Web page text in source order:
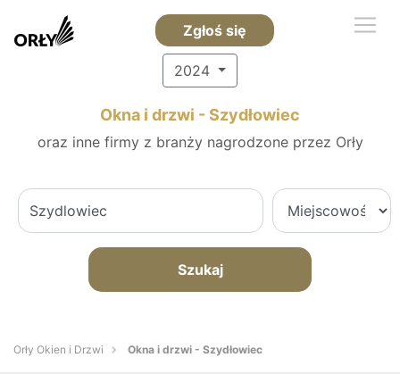
Zgłoś się
2024
Okna i drzwi - Szydłowiec
oraz inne firmy z branży nagrodzone przez Orły
Szukaj
Orły Okien i Drzwi Okna i drzwi - Szydłowiec